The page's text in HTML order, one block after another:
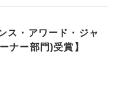
ス・アワード・ジャ
ナー部門)受賞】